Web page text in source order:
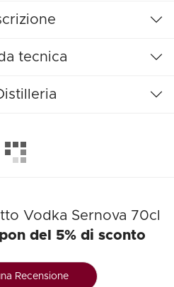
tecnica
Vodka Sernova 70cl
del 5% di sconto
Recensione